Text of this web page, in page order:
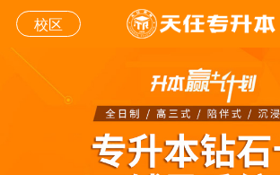
校区